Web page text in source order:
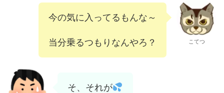
今の気に入ってるもんな～
当分乗るつもりなんやろ？ こてつ
そ、それが